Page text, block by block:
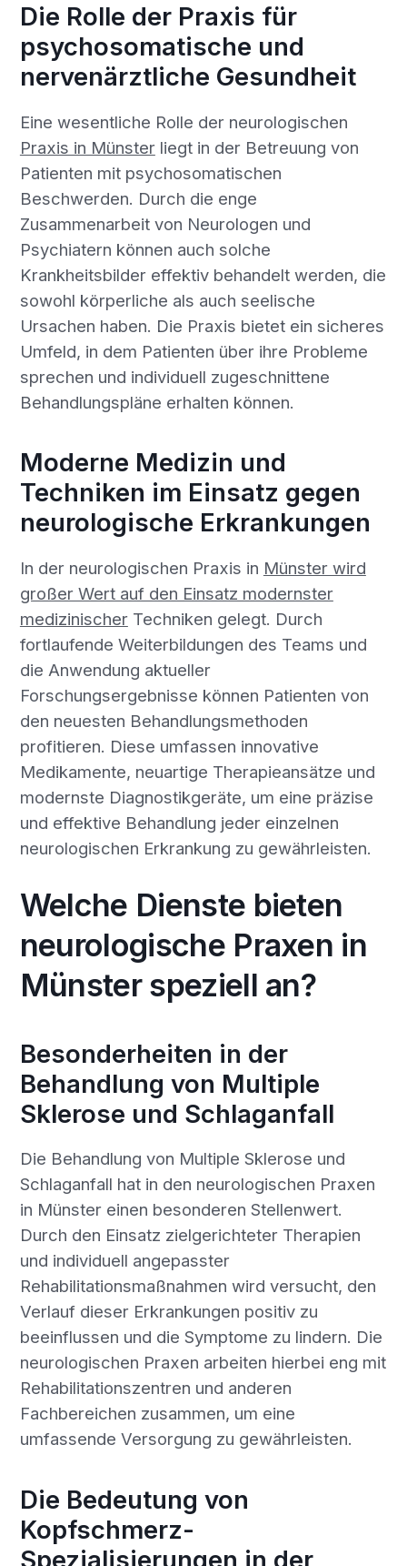
Die Rolle der Praxis für
psychosomatische und
nervenärztliche Gesundheit
Eine wesentliche Rolle der neurologischen
Praxis in Münsterliegt in der Betreuung von
Patienten mit psychosomatischen
Beschwerden. Durch die enge
Zusammenarbeit von Neurologen und
Psychiatern können auch solche
Krankheitsbilder effektiv behandelt werden, die
sowohl körperliche als auch seelische
Ursachen haben. Die Praxis bietet ein sicheres
Umfeld, in dem Patienten über ihre Probleme
sprechen und individuell zugeschnittene
Behandlungspläne erhalten können.
Moderne Medizin und
Techniken im Einsatz gegen
neurologische Erkrankungen
In der neurologischen Praxis in Münster wird
großer Wert auf den Einsatz modernster
medizinischerTechniken gelegt. Durch
fortlaufende Weiterbildungen des Teams und
die Anwendung aktueller
Forschungsergebnisse können Patienten von
den neuesten Behandlungsmethoden
profitieren. Diese umfassen innovative
Medikamente, neuartige Therapieansätze und
modernste Diagnostikgeräte, um eine präzise
und effektive Behandlung jeder einzelnen
neurologischen Erkrankung zu gewährleisten.
Welche Dienste bieten
neurologische Praxen in
Münster speziell an?
Besonderheiten in der
Behandlung von Multiple
Sklerose und Schlaganfall
Die Behandlung von Multiple Sklerose und
Schlaganfall hat in den neurologischen Praxen
in Münster einen besonderen Stellenwert.
Durch den Einsatz zielgerichteter Therapien
und individuell angepasster
Rehabilitationsmaßnahmen wird versucht, den
Verlauf dieser Erkrankungen positiv zu
beeinflussen und die Symptome zu lindern. Die
neurologischen Praxen arbeiten hierbei eng mit
Rehabilitationszentren und anderen
Fachbereichen zusammen, um eine
umfassende Versorgung zu gewährleisten.
Die Bedeutung von
Kopfschmerz-
Spezialisierungen in der